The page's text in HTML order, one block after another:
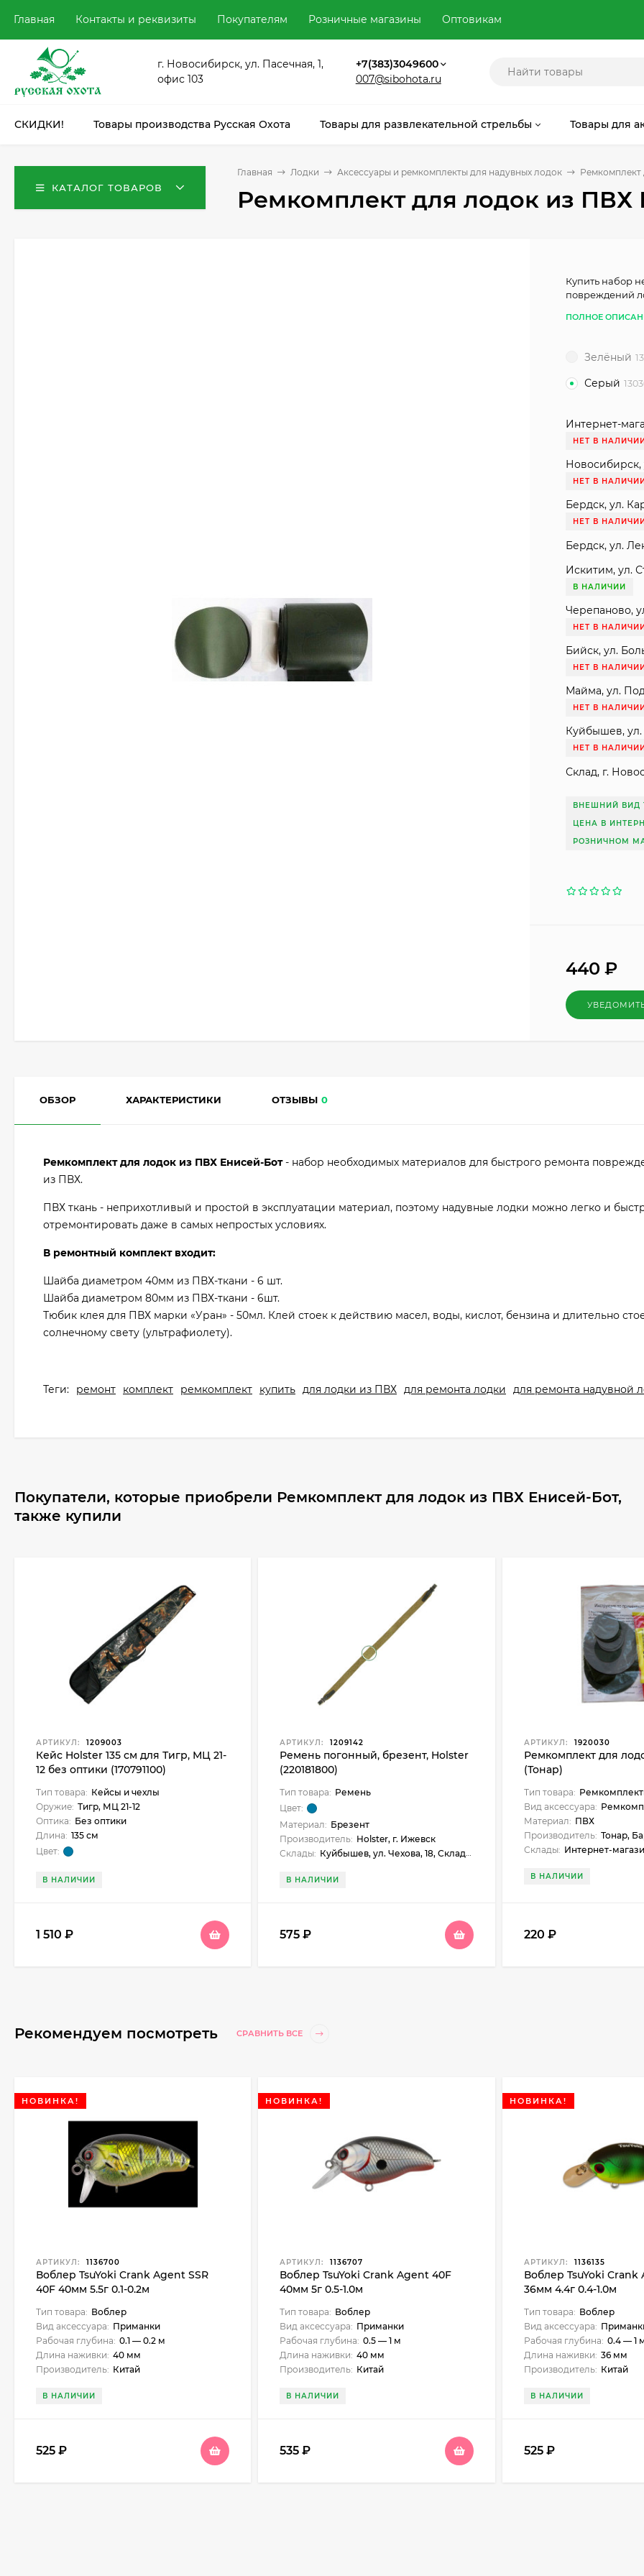
Главная Контакты и реквизиты Покупателям Розничные магазины Оптовикам
г. Новосибирск, ул. Пасечная, 1,
офис 103
+7(383)3049600
007@sibohota.ru
СКИДКИ! Товары производства Русская Охота Товары для развлекательной стрельбы Товары для
КАТАЛОГ ТОВАРОВ
Главная Лодки Аксессуары и ремкомплекты для надувных лодок
Ремкомплект для лодок из ПВХ
Купить набор
повреждений
ПОЛНОЕ
Зелёный
Серый
Интернет-
НЕТ В
Новосибирск,
НЕТ В
Бердск, ул.
НЕТ В
Бердск, ул.
Искитим, ул.
В НАЛИЧИИ
Черепаново,
НЕТ В
Бийск, ул.
НЕТ В
Майма, ул.
НЕТ В
Куйбышев, ул.
НЕТ В
Склад, г.
ВНЕШНИЙ ВИД
ЦЕНА В
РОЗНИЧНОМ
440 ₽
ОБЗОР ХАРАКТЕРИСТИКИ ОТЗЫВЫ 0
Ремкомплект для лодок из ПВХ Енисей-Бот- набор необходимых материалов для быстрого ремонта
из ПВХ.
ПВХ ткань - неприхотливый и простой в эксплуатации материал, поэтому надувные лодки можно легко и
отремонтировать даже в самых непростых условиях.
В ремонтный комплект входит:
Шайба диаметром 40мм из ПВХ-ткани - 6 шт.
Шайба диаметром 80мм из ПВХ-ткани - 6шт.
Тюбик клея для ПВХ марки «Уран» - 50мл. Клей стоек к действию масел, воды, кислот, бензина и длительно
солнечному свету (ультрафиолету).
Теги: ремонт комплект ремкомплект купить для лодки из ПВХ для ремонта лодки для ремонта надувной
Покупатели, которые приобрели Ремкомплект для лодок из ПВХ Енисей-Бот,
также купили
АРТИКУЛ: 1209003
Кейс Holster 135 см для Тигр, МЦ 21-
12 без оптики (170791100)
Тип товара: Кейсы и чехлы
Оружие: Тигр, МЦ 21-12
Оптика: Без оптики
Длина: 135 см
Цвет:
В НАЛИЧИИ
1 510 ₽
АРТИКУЛ: 1209142
Ремень погонный, брезент, Holster
(220181800)
Тип товара: Ремень
Цвет:
Материал: Брезент
Производитель: Holster, г. Ижевск
Склады: Куйбышев, ул. Чехова, 18, Склад, г. Новосибирск
В НАЛИЧИИ
575₽
АРТИКУЛ: 1920030
Ремкомплект для
(Тонар)
Тип товара:
Вид аксессуара:
Материал: ПВХ
Производитель: Тонар,
Склады: Интернет-магазин, г. Новосибирск, Новосибирск, ул. Нарымская, 23, Бердск, ул. Карла Маркса, 1, Искитим, ул. Станционная, 1б (ЖУМ), Куйбышев, ул. Чехова, 18,
В НАЛИЧИИ
220 ₽
Рекомендуем посмотреть СРАВНИТЬ ВСЕ
НОВИНКА!
АРТИКУЛ: 1136700
Воблер TsuYoki Crank Agent SSR
40F 40мм 5.5г 0.1-0.2м
Тип товара: Воблер
Вид аксессуара: Приманки
Рабочая глубина: 0.1 — 0.2 м
Длина наживки: 40 мм
Производитель: Китай
В НАЛИЧИИ
525 ₽
НОВИНКА!
АРТИКУЛ: 1136707
Воблер TsuYoki Crank Agent 40F
40мм 5г 0.5-1.0м
Тип товара: Воблер
Вид аксессуара: Приманки
Рабочая глубина: 0.5 — 1 м
Длина наживки: 40 мм
Производитель: Китай
В НАЛИЧИИ
535₽
НОВИНКА!
АРТИКУЛ: 1136135
Воблер TsuYoki Crank
36мм 4.4г 0.4-1.0м
Тип товара: Воблер
Вид аксессуара:
Рабочая глубина: 0.4 — 1
Длина наживки: 36 мм
Производитель: Китай
В НАЛИЧИИ
525 ₽